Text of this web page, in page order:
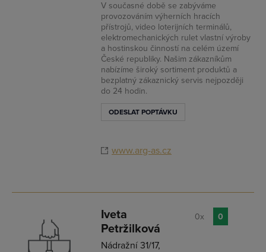
V současné době se zabýváme
provozováním výherních hracích
přístrojů, video loterijních terminálů,
elektromechanických rulet vlastní výroby
a hostinskou činností na celém území
České republiky. Našim zákazníkům
nabízíme široký sortiment produktů a
bezplatný zákaznický servis nejpozději
do 24 hodin.
ODESLAT POPTÁVKU
www.arg-as.cz
Iveta
Petržilková
Nádražní 31/17,
0x 0